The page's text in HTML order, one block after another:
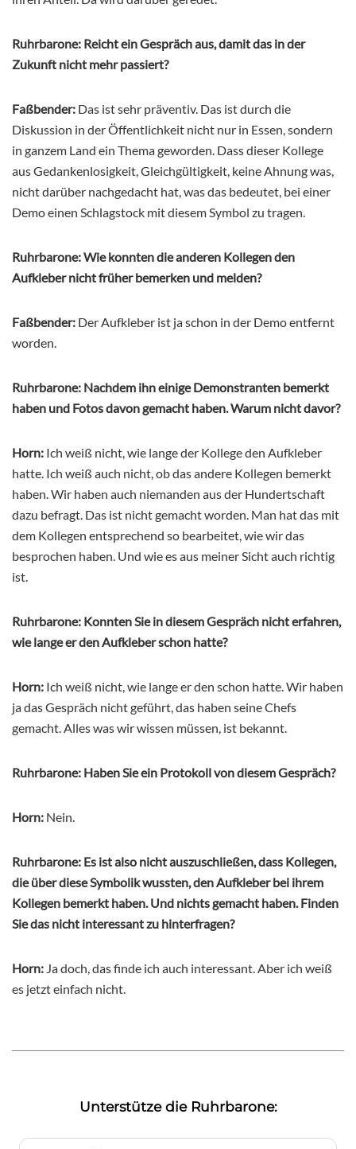
Ruhrbarone: Reicht ein Gespräch aus, damit das in der
Zukunft nicht mehr passiert?
Faßbender: Das ist sehr präventiv. Das ist durch die
Diskussion in der Öffentlichkeit nicht nur in Essen, sondern
in ganzem Land ein Thema geworden. Dass dieser Kollege
aus Gedankenlosigkeit, Gleichgültigkeit, keine Ahnung was,
nicht darüber nachgedacht hat, was das bedeutet, bei einer
Demo einen Schlagstock mit diesem Symbol zu tragen.
Ruhrbarone: Wie konnten die anderen Kollegen den
Aufkleber nicht früher bemerken und melden?
Faßbender: Der Aufkleber ist ja schon in der Demo entfernt
worden.
Ruhrbarone: Nachdem ihn einige Demonstranten bemerkt
haben und Fotos davon gemacht haben. Warum nicht davor?
Horn: Ich weiß nicht, wie lange der Kollege den Aufkleber
hatte. Ich weiß auch nicht, ob das andere Kollegen bemerkt
haben. Wir haben auch niemanden aus der Hundertschaft
dazu befragt. Das ist nicht gemacht worden. Man hat das mit
dem Kollegen entsprechend so bearbeitet, wie wir das
besprochen haben. Und wie es aus meiner Sicht auch richtig
ist.
Ruhrbarone: Konnten Sie in diesem Gespräch nicht erfahren,
wie lange er den Aufkleber schon hatte?
Horn: Ich weiß nicht, wie lange er den schon hatte. Wir haben
ja das Gespräch nicht geführt, das haben seine Chefs
gemacht. Alles was wir wissen müssen, ist bekannt.
Ruhrbarone: Haben Sie ein Protokoll von diesem Gespräch?
Horn: Nein.
Ruhrbarone: Es ist also nicht auszuschließen, dass Kollegen,
die über diese Symbolik wussten, den Aufkleber bei ihrem
Kollegen bemerkt haben. Und nichts gemacht haben. Finden
Sie das nicht interessant zu hinterfragen?
Horn: Ja doch, das finde ich auch interessant. Aber ich weiß
es jetzt einfach nicht.
Unterstütze die Ruhrbarone: